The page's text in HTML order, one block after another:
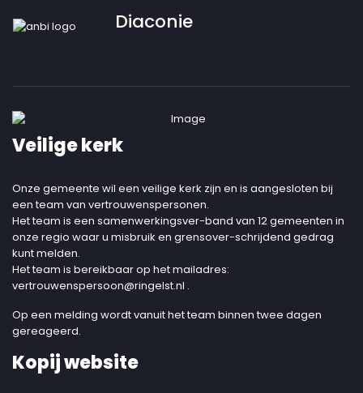
Diaconie
Veilige kerk
Onze gemeente wil een veilige kerk zijn en is aangesloten bij
een team van vertrouwenspersonen.
Het team is een samenwerkingsver-band van 12 gemeenten in
onze regio waar u misbruik en grensover-schrijdend gedrag
kunt melden.
Het team is bereikbaar op het mailadres:
vertrouwenspersoon@ringelst.nl .
Op een melding wordt vanuit het team binnen twee dagen
gereageerd.
Kopij website